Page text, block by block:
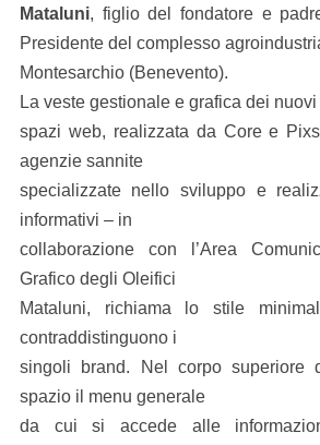
Mataluni, figlio del fondatore e
Presidente del complesso
Montesarchio (Benevento).
La veste gestionale e grafica dei nuovi
spazi web, realizzata da Core e
agenzie sannite
specializzate nello sviluppo e
informativi – in
collaborazione con l’Area
Grafico degli Oleifici
Mataluni, richiama lo stile
contraddistinguono i
singoli brand. Nel corpo superiore
spazio il menu generale
da cui si accede alle